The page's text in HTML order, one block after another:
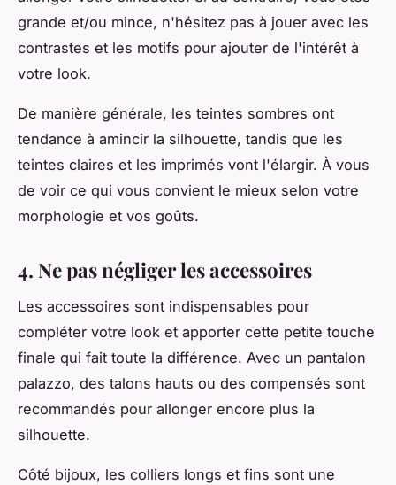
grande et/ou mince, n'hésitez pas à jouer avec les
contrastes et les motifs pour ajouter de l'intérêt à
votre look.
De manière générale, les teintes sombres ont
tendance à amincir la silhouette, tandis que les
teintes claires et les imprimés vont l'élargir. À vous
de voir ce qui vous convient le mieux selon votre
morphologie et vos goûts.
4. Ne pas négliger les accessoires
Les accessoires sont indispensables pour
compléter votre look et apporter cette petite touche
finale qui fait toute la différence. Avec un pantalon
palazzo, des talons hauts ou des compensés sont
recommandés pour allonger encore plus la
silhouette.
Côté bijoux, les colliers longs et fins sont une